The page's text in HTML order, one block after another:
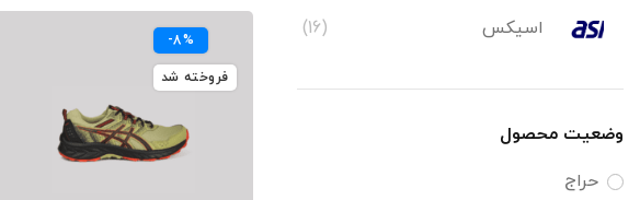
طوسی
(3)
قرمز
(1)
قرمز (گوجه ای)
مشکی - آبی
اسیکس (16)
وضعیت محصول
حراج
-8%
فروخته شد